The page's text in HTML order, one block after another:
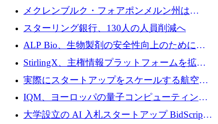
ンタム・キャピタルが気候変動対策ハードウ
ェア投資として初回クローズで6,000万ユーロ
を確保
メクレンブルク・フォアポンメルン州は
Nextcloud を州全体に展開し、オープンソース
戦略を拡大
スターリング銀行、130人の人員削減へ
ALP Bio、生物製剤の安全性向上のために
Venture Kick から 16 万 1,000 ユーロを調達
StirlingX、主権情報プラットフォームを拡張
するためにシリーズ A で 2,000 万ドルを確保
実際にスタートアップをスケールする航空イ
ノベーション モデルを学ぶ
IQM、ヨーロッパの量子コンピューティング
企業として初めて米国の主要取引所に上場
大学設立の AI 入札スタートアップ BidScript